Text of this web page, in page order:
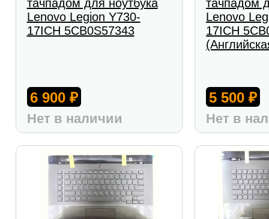
тачпадом для ноутбука
Lenovo Legion Y730-
17ICH 5CB0S57343
6 900 ₽
Нет в наличии
тачпадом
Lenovo
17ICH
5 500₽
Нет в